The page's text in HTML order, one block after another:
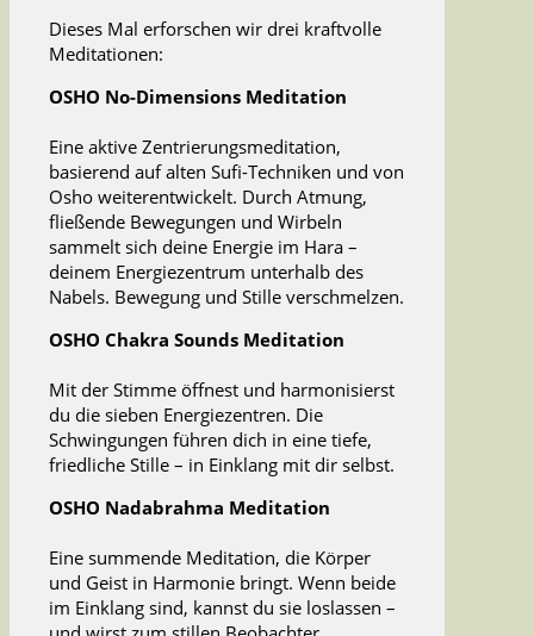
Dieses Mal erforschen wir drei kraftvolle
Meditationen:
OSHO No-Dimensions Meditation
Eine aktive Zentrierungsmeditation,
basierend auf alten Sufi-Techniken und von
Osho weiterentwickelt. Durch Atmung,
fließende Bewegungen und Wirbeln
sammelt sich deine Energie im Hara –
deinem Energiezentrum unterhalb des
Nabels. Bewegung und Stille verschmelzen.
OSHO Chakra Sounds Meditation
Mit der Stimme öffnest und harmonisierst
du die sieben Energiezentren. Die
Schwingungen führen dich in eine tiefe,
friedliche Stille – in Einklang mit dir selbst.
OSHO Nadabrahma Meditation
Eine summende Meditation, die Körper
und Geist in Harmonie bringt. Wenn beide
im Einklang sind, kannst du sie loslassen –